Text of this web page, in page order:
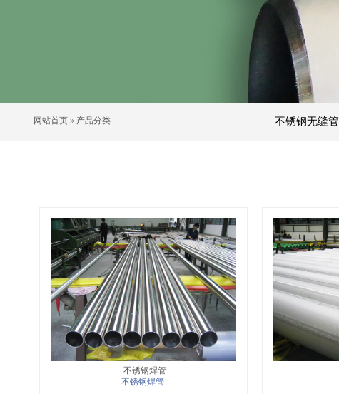
不锈钢无缝管
网站首页 » 产品分类
不锈钢焊管
不锈钢焊管